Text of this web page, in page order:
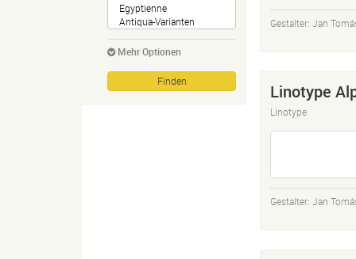
Mehr Optionen
Gestalter: Jan
Linotype
Linotype
Gestalter: Jan